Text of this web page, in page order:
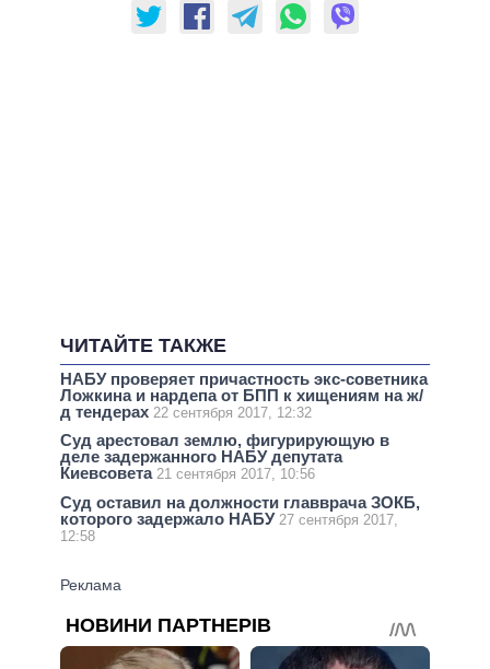
ЧИТАЙТЕ ТАКЖЕ
НАБУ проверяет причастность экс-советника
Ложкина и нардепа от БПП к хищениям на ж/
д тендерах 22 сентября 2017, 12:32
Суд арестовал землю, фигурирующую в
деле задержанного НАБУ депутата
Киевсовета 21 сентября 2017, 10:56
Суд оставил на должности главврача ЗОКБ,
которого задержало НАБУ 27 сентября 2017,
12:58